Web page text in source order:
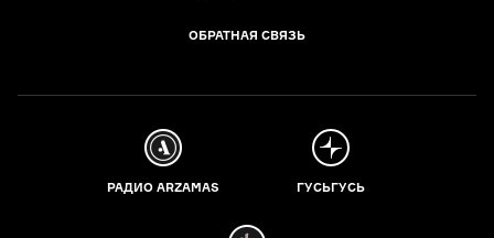
ОБРАТНАЯ СВЯЗЬ
РАДИО ARZAMAS ГУСЬГУСЬ